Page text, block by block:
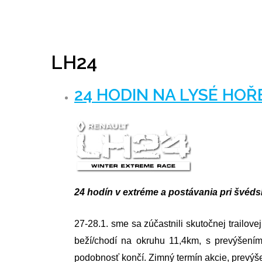
LH24
24 HODIN NA LYSÉ
24 hodín v extréme a postávania pri
27-28.1. sme sa zúčastnili skutočnej
beží/chodí na okruhu 11,4km, s
podobnosť končí. Zimný termín akcie,